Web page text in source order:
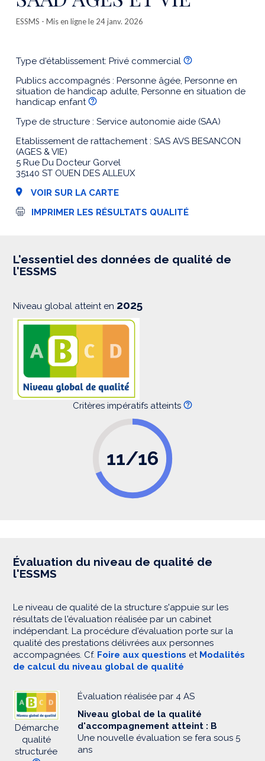
ESSMS - Mis en ligne le 24 janv. 2026
Type d'établissement: Privé commercial
Publics accompagnés : Personne âgée, Personne en
situation de handicap adulte, Personne en situation de
handicap enfant
Type de structure : Service autonomie aide (SAA)
Etablissement de rattachement : SAS AVS BESANCON
(AGES & VIE)
5 Rue Du Docteur Gorvel
35140 ST OUEN DES ALLEUX
VOIR SUR LA CARTE
I
s
i
IMPRIMER LES RÉSULTATS QUALITÉ
L'essentiel des données de qualité de
l'ESSMS
Niveau global atteint en 2025
Critères impératifs atteints
11/16
Évaluation du niveau de qualité de
l'ESSMS
Le niveau de qualité de la structure s'appuie sur les
résultats de l'évaluation réalisée par un cabinet
indépendant. La procédure d'évaluation porte sur la
qualité des prestations délivrées aux personnes
accompagnées. Cf. Foire aux questions et Modalités
de calcul du niveau global de qualité
Démarche
qualité
structurée
Évaluation réalisée par 4 AS
Niveau global de la qualité
d'accompagnement atteint : B
Une nouvelle évaluation se fera sous 5
ans